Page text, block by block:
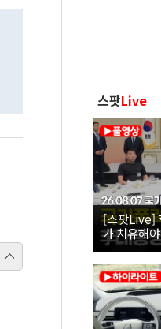
스팟Live
[스팟Live]
가 치유해
26.08.07